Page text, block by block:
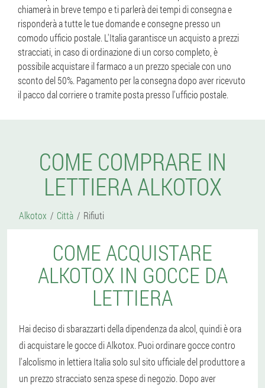
chiamerà in breve tempo e ti parlerà dei tempi di consegna e
risponderà a tutte le tue domande e consegne presso un
comodo ufficio postale. L'Italia garantisce un acquisto a prezzi
stracciati, in caso di ordinazione di un corso completo, è
possibile acquistare il farmaco a un prezzo speciale con uno
sconto del 50%. Pagamento per la consegna dopo aver ricevuto
il pacco dal corriere o tramite posta presso l'ufficio postale.
COME COMPRARE IN
LETTIERA ALKOTOX
Alkotox Città Rifiuti
COME ACQUISTARE
ALKOTOX IN GOCCE DA
LETTIERA
Hai deciso di sbarazzarti della dipendenza da alcol, quindi è ora
di acquistare le gocce di Alkotox. Puoi ordinare gocce contro
l'alcolismo in lettiera Italia solo sul sito ufficiale del produttore a
un prezzo stracciato senza spese di negozio. Dopo aver